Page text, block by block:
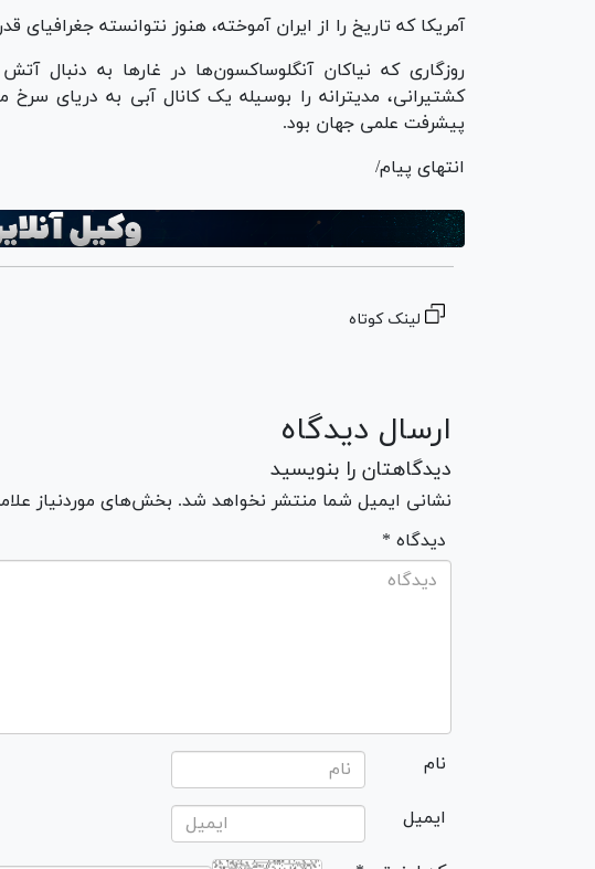
آمریکا که تاریخ را از ایران آموخته، هنوز نتوانسته جغرافیای
روزگاری که نیاکان آنگلوساکسون‌ها در غار‌ها به دنبال
کشتیرانی، مدیترانه را بوسیله یک کانال آبی به دریای
پیشرفت علمی جهان بود.
انتهای پیام/
لینک کوتاه
ارسال دیدگاه
دیدگاهتان را بنویسید
نشانی ایمیل شما منتشر نخواهد شد. بخش‌های موردنیاز
* دیدگاه
نام
ایمیل